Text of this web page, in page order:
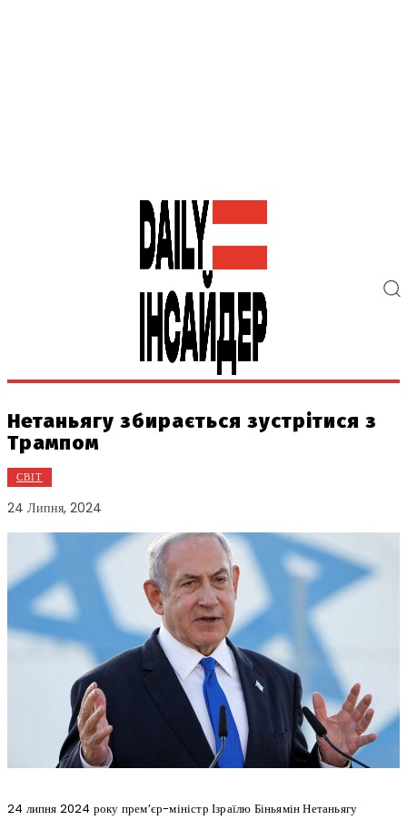
Нетаньягу збирається зустрітися з
Трампом
СВІТ
24 Липня, 2024
24 липня 2024 року прем’єр-міністр Ізраїлю Біньямін Нетаньягу